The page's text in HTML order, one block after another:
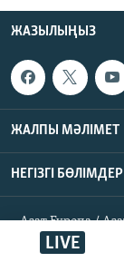
LIVE
ЖАЗЫЛЫҢЫЗ
ЖАЛПЫ МӘЛІМЕТ
НЕГІЗГІ БӨЛІМДЕР
Азат Еуропа /
құқықтары